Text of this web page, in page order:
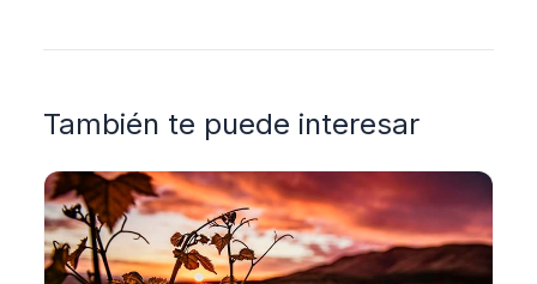
También te puede interesar